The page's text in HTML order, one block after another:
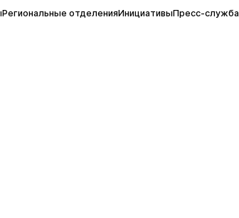
Региональные отделенияИнициативыПресс-служба